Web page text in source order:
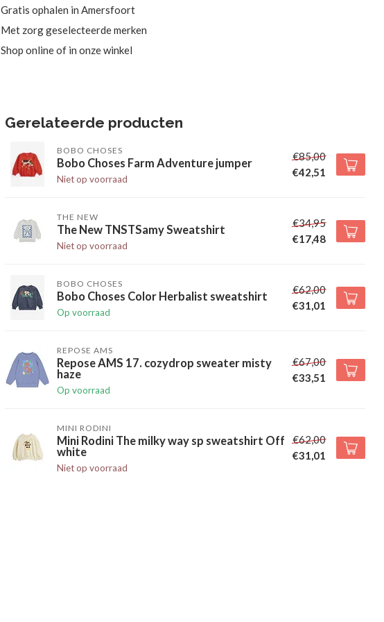
Gratis ophalen in Amersfoort
Met zorg geselecteerde merken
Shop online of in onze winkel
Gerelateerde producten
BOBO CHOSES
Bobo Choses Farm Adventure jumper
Niet op voorraad
€85,00
€42,51
THE NEW
The New TNSTSamy Sweatshirt
Niet op voorraad
€34,95
€17,48
BOBO CHOSES
Bobo Choses Color Herbalist sweatshirt
Op voorraad
€62,00
€31,01
REPOSE AMS
Repose AMS 17. cozydrop sweater misty
haze
Op voorraad
€67,00
€33,51
MINI RODINI
Mini Rodini The milky way sp sweatshirt Off
white
Niet op voorraad
€62,00
€31,01